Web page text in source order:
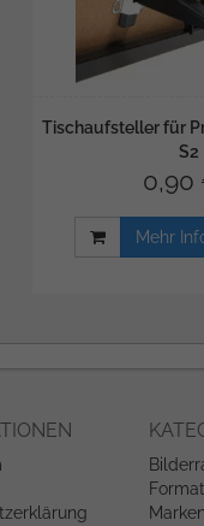
Tischaufsteller für
S2
0,90
Mehr
Marken